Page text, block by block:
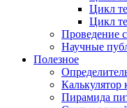
Цикл
Цикл
Проведение
Научные
Полезное
Калькулятор
Пирамида